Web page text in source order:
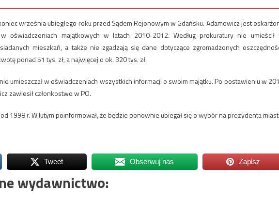
września ubiegłego roku przed Sądem Rejonowym w Gdańsku. Adamowicz jest
oświadczeniach majątkowych w latach 2010-2012. Według prokuratury nie umieścił
mieszkań, a także nie zgadzają się dane dotyczące zgromadzonych
ponad 51 tys. zł, a najwięcej o ok. 320 tys. zł.
umieszczał w oświadczeniach wszystkich informacji o swoim majątku. Po postawieniu w
zawiesił członkostwo w PO.
1998 r. W lutym poinformował, że będzie ponownie ubiegał się o wybór na prezydenta
Tweet Obserwuj nas Zapisz
wydawnictwo: